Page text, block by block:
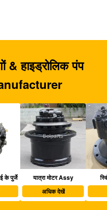
& हाइड्रोलिक पंप
स्विंग मोटर अस्सी
अधिक देखें